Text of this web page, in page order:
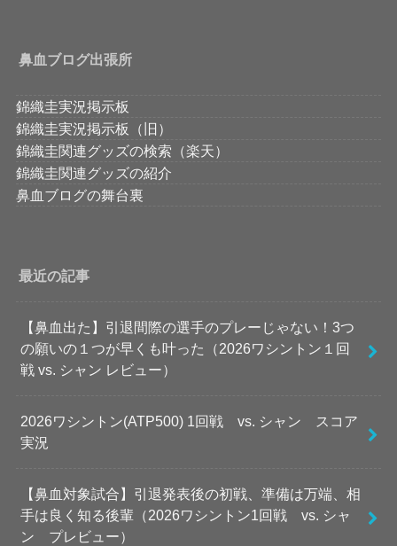
鼻血ブログ出張所
錦織圭実況掲示板
錦織圭実況掲示板（旧）
錦織圭関連グッズの検索（楽天）
錦織圭関連グッズの紹介
鼻血ブログの舞台裏
最近の記事
【鼻血出た】引退間際の選手のプレーじゃない！3つ
の願いの１つが早くも叶った（2026ワシントン１回
戦 vs. シャン レビュー）
2026ワシントン(ATP500) 1回戦 vs. シャン スコア
実況
【鼻血対象試合】引退発表後の初戦、準備は万端、相
手は良く知る後輩（2026ワシントン1回戦 vs. シャ
ン プレビュー）